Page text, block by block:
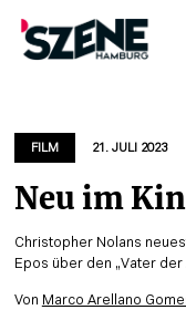
springen
FILM 21. JULI 2023
Neu im
Christopher Nolans
Epos über den „Vater
Von Marco Arellano